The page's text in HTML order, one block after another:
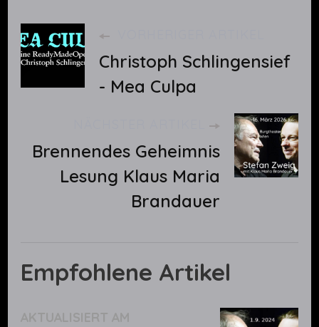
Christoph Schlingensief
- Mea Culpa
Brennendes Geheimnis
Lesung Klaus Maria
Brandauer
Empfohlene Artikel
AKTUALISIERT AM